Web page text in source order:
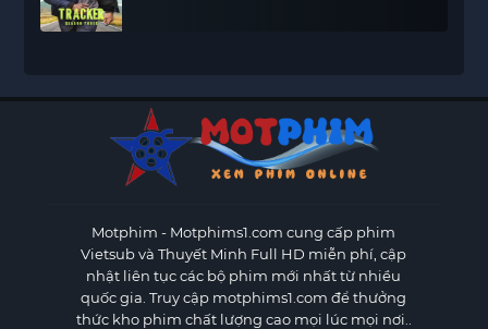
Motphim - Motphims1.com cung cấp phim
Vietsub và Thuyết Minh Full HD miễn phí, cập
nhật liên tục các bộ phim mới nhất từ nhiều
quốc gia. Truy cập motphims1.com để thưởng
thức kho phim chất lượng cao mọi lúc mọi nơi..